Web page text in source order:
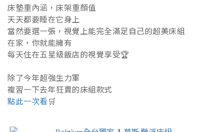
床墊重內涵，床架重顏值
天天都要睡在它身上
當然要選一張，視覺上能完全滿足自己的超美床組
在家，你就能擁有
每天住在五星級飯店的視覺享受🏆
除了今年超強生力軍
複習一下去年狂賣的床組款式
點此一次看 🛒